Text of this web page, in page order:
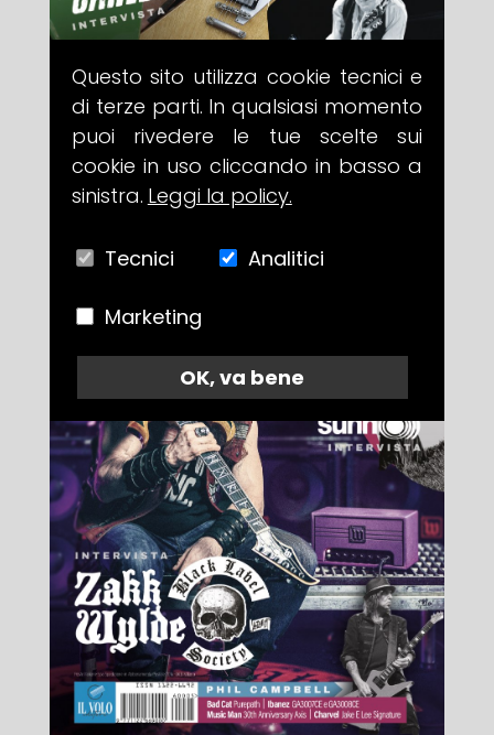
Questo sito utilizza cookie tecnici e
di terze parti. In qualsiasi momento
puoi rivedere le tue scelte sui
cookie in uso cliccando in basso a
sinistra. Leggi la policy.
Tecnici Analitici
Marketing
OK, va bene